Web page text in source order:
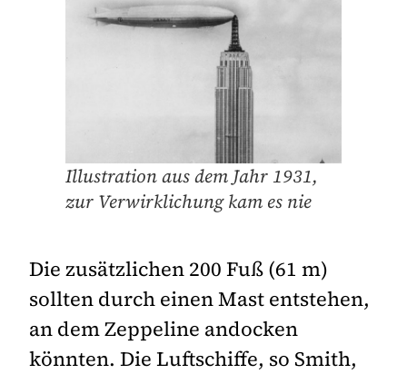
Illustration aus dem Jahr 1931,
zur Verwirklichung kam es nie
Die zusätzlichen 200 Fuß (61 m)
sollten durch einen Mast entstehen,
an dem Zeppeline andocken
könnten. Die Luftschiffe, so Smith,